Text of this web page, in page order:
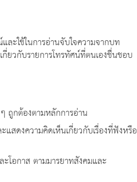
ะใช้ในการอ่านจับใจความจากบท
ยวกับรายการโทรทัศน์ที่ตนเองชื่นชอบ
กต้องตามหลักการอ่าน
งความคิดเห็นเกี่ยวกับเรื่องที่ฟังหรือ
อกาส ตามมารยาทสังคมและ